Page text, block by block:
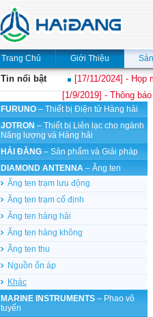
Trang Chủ Giới Thiệu
Tin nổi bật
[17/11/2024] -
[1/9/2019] - Thông
FURUNO – Thiết bị Điện tử Hàng hải
JOTRON – Thiết bị Liên lạc cho ngành
Năng lượng và Hàng hải
HẢI ĐĂNG – Sản phẩm và Giải pháp
DIAMOND ANTENNA – Ăng ten
Ăng ten trạm lưu động
Ăng ten trạm cố định
Ăng ten hàng hải
Ăng ten hàng không
Ăng ten thu
Nguồn ổn áp
Khác
MARINE INSTRUMENTS – Phao vô
tuyến